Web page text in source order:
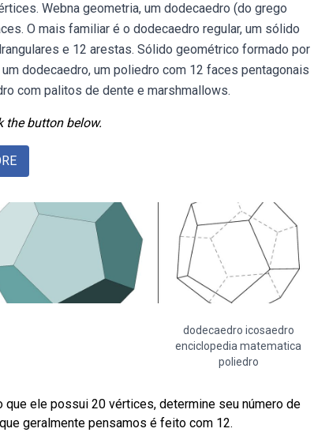
Webna geometria, um dodecaedro (do grego
O mais familiar é o dodecaedro regular, um sólido
e 12 arestas. Sólido geométrico formado por
dodecaedro, um poliedro com 12 faces pentagonais
com palitos de dente e marshmallows.
the button below.
dodecaedro icosaedro
enciclopedia matematica
poliedro
ele possui 20 vértices, determine seu número de
geralmente pensamos é feito com 12.